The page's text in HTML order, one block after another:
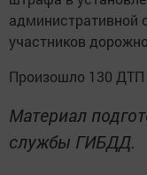
административной
участников
Произошло 130
Материал
службы ГИБДД.